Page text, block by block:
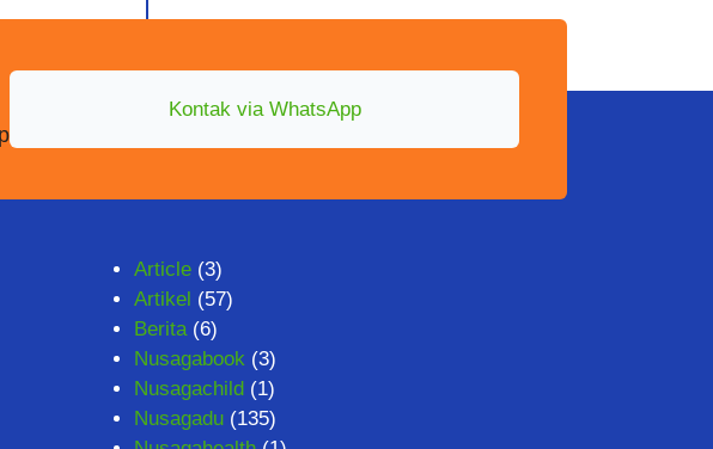
Kontak via WhatsApp
Article (3)
Artikel (57)
Berita (6)
Nusagabook (3)
Nusagachild (1)
Nusagadu (135)